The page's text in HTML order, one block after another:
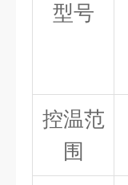
型号
控温范
围